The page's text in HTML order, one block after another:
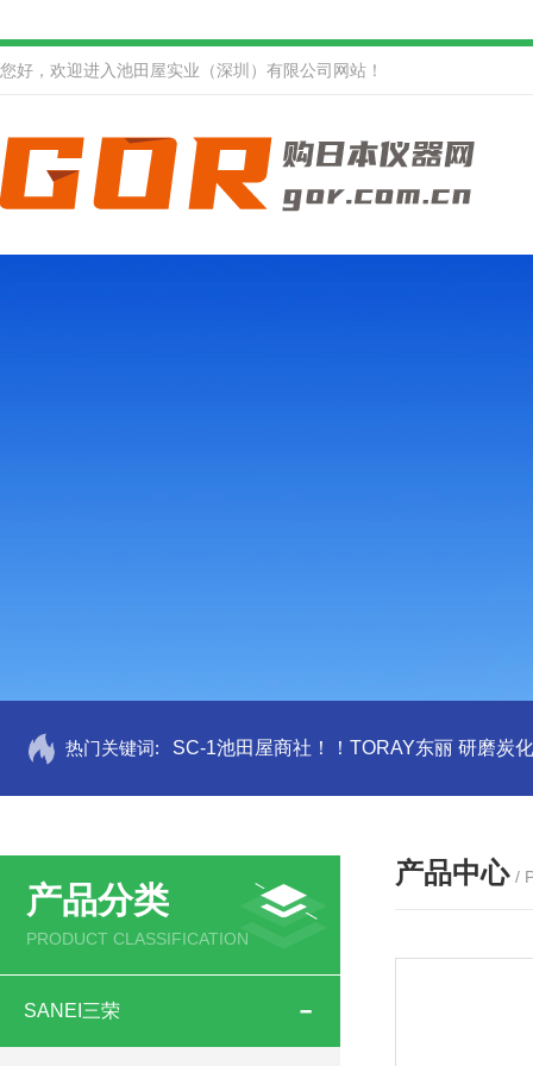
您好，欢迎进入池田屋实业（深圳）有限公司网站！
热门关键词: SC-1池田屋商社！！TORAY东丽 研磨炭
产品分类
PRODUCT CLASSIFICATION
SANEI三荣
产品中心 /